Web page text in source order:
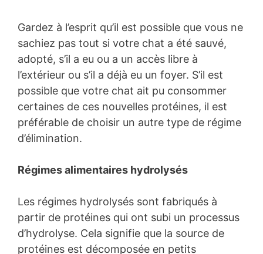
Gardez à l’esprit qu’il est possible que vous ne
sachiez pas tout si votre chat a été sauvé,
adopté, s’il a eu ou a un accès libre à
l’extérieur ou s’il a déjà eu un foyer. S’il est
possible que votre chat ait pu consommer
certaines de ces nouvelles protéines, il est
préférable de choisir un autre type de régime
d’élimination.
Régimes alimentaires hydrolysés
Les régimes hydrolysés sont fabriqués à
partir de protéines qui ont subi un processus
d’hydrolyse. Cela signifie que la source de
protéines est décomposée en petits